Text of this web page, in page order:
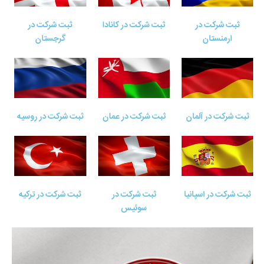
ثبت شرکت در
ارمنستان
ثبت شرکت در کانادا
ثبت شرکت در
گرجستان
ثبت شرکت در آلمان ثبت شرکت در عمان ثبت شرکت در روسیه
ثبت شرکت در اسپانیا
ثبت شرکت در
سوئیس
ثبت شرکت در ترکیه